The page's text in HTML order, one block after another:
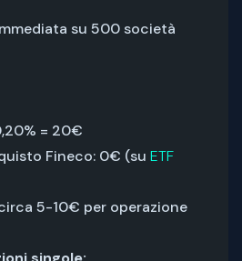
su 500 società
= 20€
Fineco: 0€ (su ETF
5-10€ per operazione